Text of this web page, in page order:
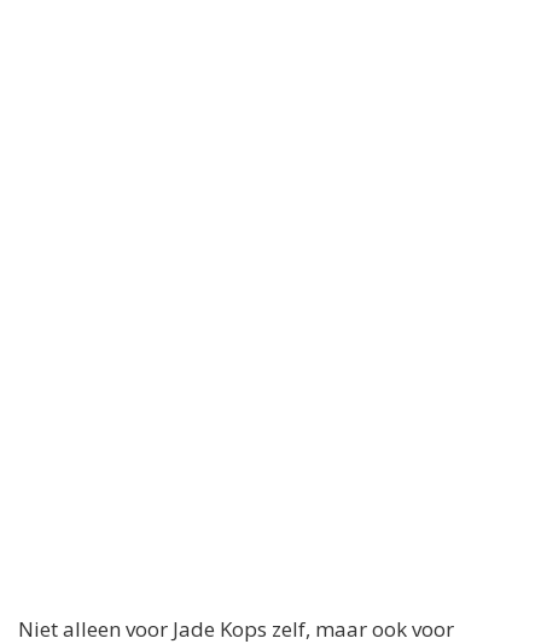
Niet alleen voor Jade Kops zelf, maar ook voor